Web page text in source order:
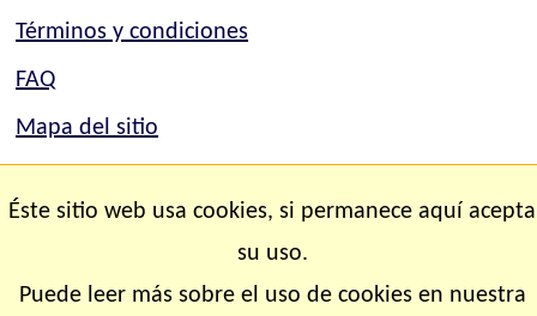
Términos y condiciones
FAQ
Mapa del sitio
Contacto
Copyright © 2.000-2.028 Fisicanet ® Todos los
Éste sitio web usa cookies, si permanece aquí acepta
su uso.
Puede leer más sobre el uso de cookies en nuestra